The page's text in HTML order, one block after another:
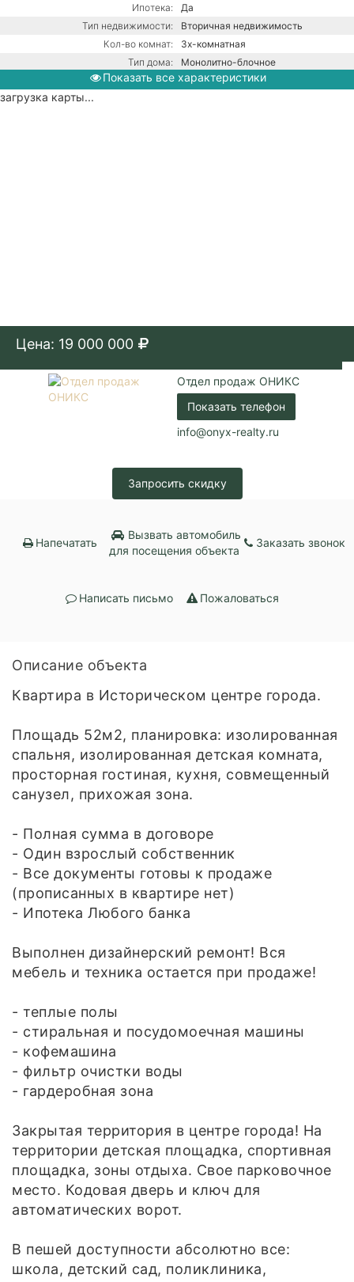
Ипотека:
Да
Тип недвижимости:
Вторичная недвижимость
Кол-во комнат:
3х-комнатная
Тип дома:
Монолитно-блочное
Ремонт:
С ремонтом
Показать все характеристики
загрузка карты...
Цена: 19 000 000
Отдел продаж ОНИКС
Показать телефон
info@onyx-realty.ru
Запросить скидку
Напечатать
Вызвать автомобиль
для посещения объекта
Заказать звонок
Написать письмо Пожаловаться
Описание объекта
Квартира в Историческом центре города.
Площадь 52м2, планировка: изолированная
спальня, изолированная детская комната,
просторная гостиная, кухня, совмещенный
санузел, прихожая зона.
- Полная сумма в договоре
- Один взрослый собственник
- Все документы готовы к продаже
(прописанных в квартире нет)
- Ипотека Любого банка
Выполнен дизайнерский ремонт! Вся
мебель и техника остается при продаже!
- теплые полы
- стиральная и посудомоечная машины
- кофемашина
- фильтр очистки воды
- гардеробная зона
Закрытая территория в центре города! На
территории детская площадка, спортивная
площадка, зоны отдыха. Свое парковочное
место. Кодовая дверь и ключ для
автоматических ворот.
В пешей доступности абсолютно все:
школа, детский сад, поликлиника,